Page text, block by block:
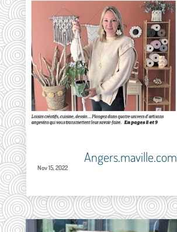
Angers.maville.com
Nov 15, 2022